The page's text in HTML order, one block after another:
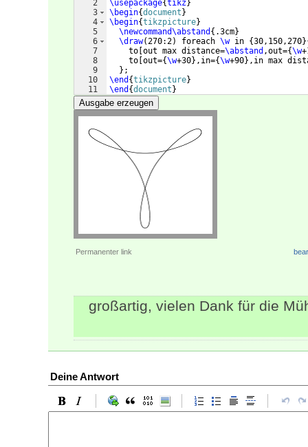
2
3
4
5
6
7
8
9
10
11
\usepackage{tikz}
\begin{document }
\begin{tikzpicture}
\newcommand\abstand { .3cm}
\draw(270:2) foreach \w in {30,150,270}
    to
out max distance=\abstand ,out={\w
    to
out={\w+30} ,in={\w+90} ,in max
} ;
\end {tikzpicture}
\end {document }
Ausgabe erzeugen
Permanenter link
großartig, vielen Dank für die
Deine Antwort